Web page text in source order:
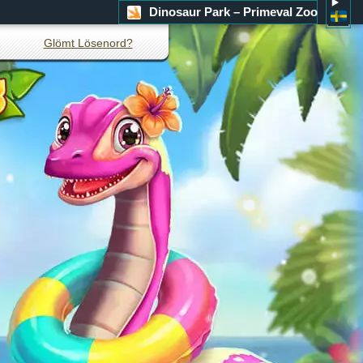
Dinosaur Park – Primeval Zoo
Glömt Lösenord?